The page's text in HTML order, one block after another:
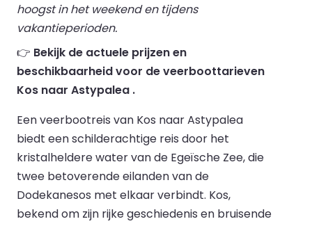
hoogst in het weekend en tijdens
vakantieperioden.
👉 Bekijk de actuele prijzen en
beschikbaarheid voor de veerboottarieven
Kos naar Astypalea .
Een veerbootreis van Kos naar Astypalea
biedt een schilderachtige reis door het
kristalheldere water van de Egeïsche Zee, die
twee betoverende eilanden van de
Dodekanesos met elkaar verbindt. Kos,
bekend om zijn rijke geschiedenis en bruisende